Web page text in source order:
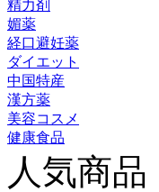
精力剤
媚薬
経口避妊薬
ダイエット
中国特産
漢方薬
美容コスメ
健康食品
人気商品